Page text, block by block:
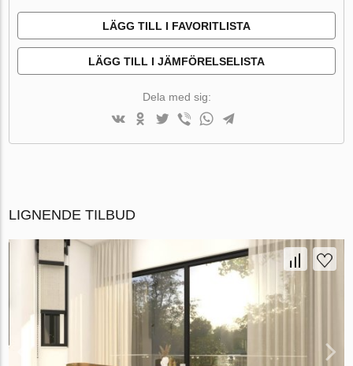
LÄGG TILL I FAVORITLISTA
LÄGG TILL I JÄMFÖRELSELISTA
Dela med sig:
LIGNENDE TILBUD